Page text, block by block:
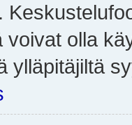
voivat olla
ylläpitäjiltä